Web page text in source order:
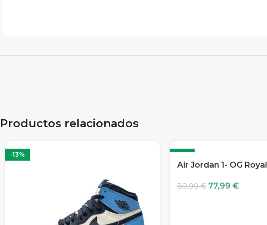
Productos relacionados
-13% -13%
Air Jordan 1- OG Royal
89,99€ 77,99 €